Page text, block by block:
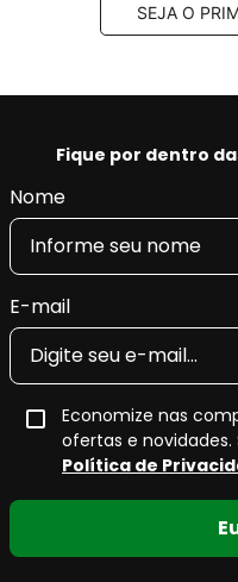
SEJA O
Fique por dentro
Nome
E-mail
Economize nas
ofertas e
Política de